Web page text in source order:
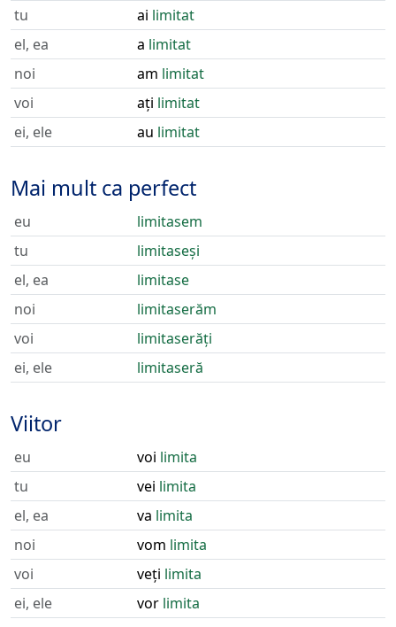
tu
ai limitat
el, ea
a limitat
noi
am limitat
voi
ați limitat
ei, ele
au limitat
Mai mult ca perfect
eu
limitasem
tu
limitaseși
el, ea
limitase
noi
limitaserăm
voi
limitaserăți
ei, ele
limitaseră
Viitor
eu voi limita
tu
vei limita
el, ea
va limita
noi
vom limita
voi
veți limita
ei, ele
vor limita